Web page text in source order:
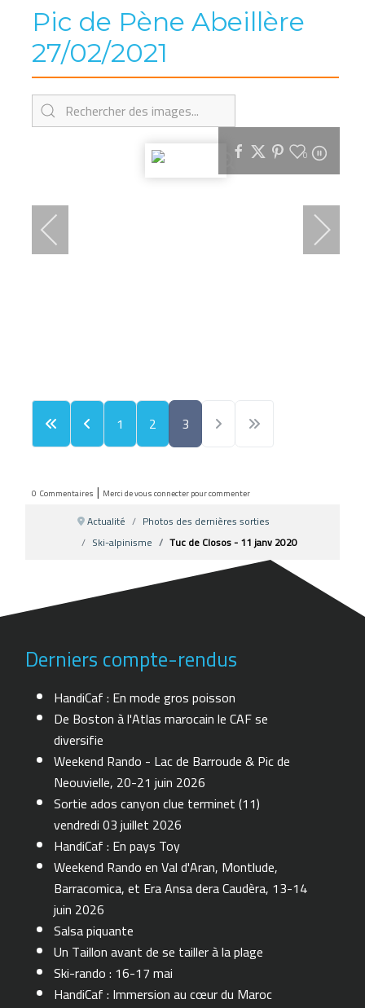
Pic de Pène Abeillère
27/02/2021
0
1 2 3
0 Commentaires | Merci de vous connecter pour commenter
Actualité
Photos des dernières sorties
Ski-alpinisme
Tuc de Closos - 11 janv 2020
Derniers compte-rendus
HandiCaf : En mode gros poisson
De Boston à l'Atlas marocain le CAF se
diversifie
Weekend Rando - Lac de Barroude & Pic de
Neouvielle, 20-21 juin 2026
Sortie ados canyon clue terminet (11)
vendredi 03 juillet 2026
HandiCaf : En pays Toy
Weekend Rando en Val d'Aran, Montlude,
Barracomica, et Era Ansa dera Caudèra, 13-14
juin 2026
Salsa piquante
Un Taillon avant de se tailler à la plage
Ski-rando : 16-17 mai
HandiCaf : Immersion au cœur du Maroc